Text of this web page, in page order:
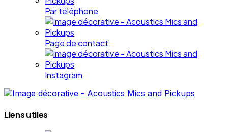
Par téléphone
Page de contact
Instagram
Liens utiles